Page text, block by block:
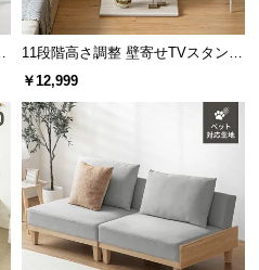
11段階高さ調整 壁寄せTVスタンド
キャスター付き 上下左右角度調節
￥12,999